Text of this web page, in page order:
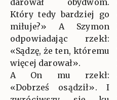
darował obydwom.
Który tedy bardziej go
miłuje?» A Szymon
odpowiadając rzekł:
«Sądzę, że ten, któremu
więcej darował».
A On mu rzekł:
«Dobrześ osądził». I